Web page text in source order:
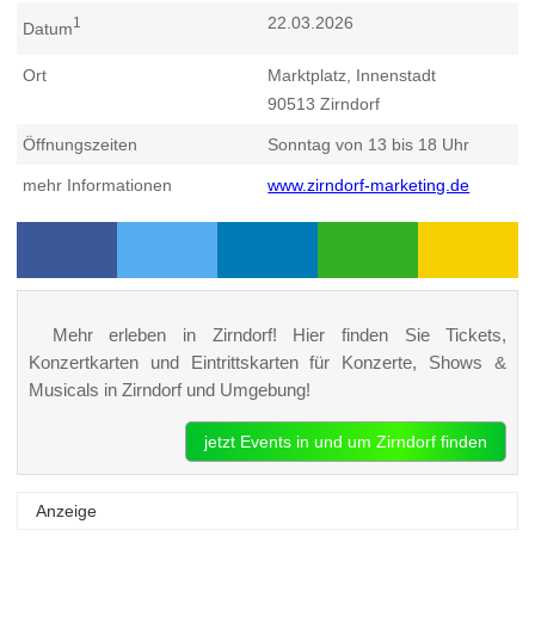
Datum1 22.03.2026
Ort
Marktplatz, Innenstadt
90513 Zirndorf
Öffnungszeiten Sonntag von 13 bis 18 Uhr
mehr Informationen www.zirndorf-marketing.de
Mehr erleben in Zirndorf! Hier finden Sie Tickets,
Konzertkarten und Eintrittskarten für Konzerte, Shows &
Musicals in Zirndorf und Umgebung!
jetzt Events in und um Zirndorf finden
Anzeige